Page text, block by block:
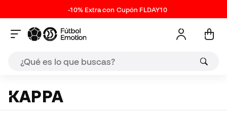
-10% Extra con Cupón FLDAY10
KAPPA